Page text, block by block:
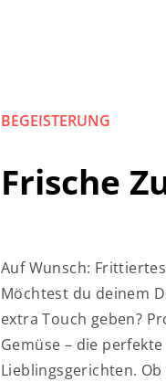
BEGEISTERUNG
Frische
Auf Wunsch:
Möchtest du deinem
extra Touch geben?
Gemüse – die
Lieblingsgerichten.